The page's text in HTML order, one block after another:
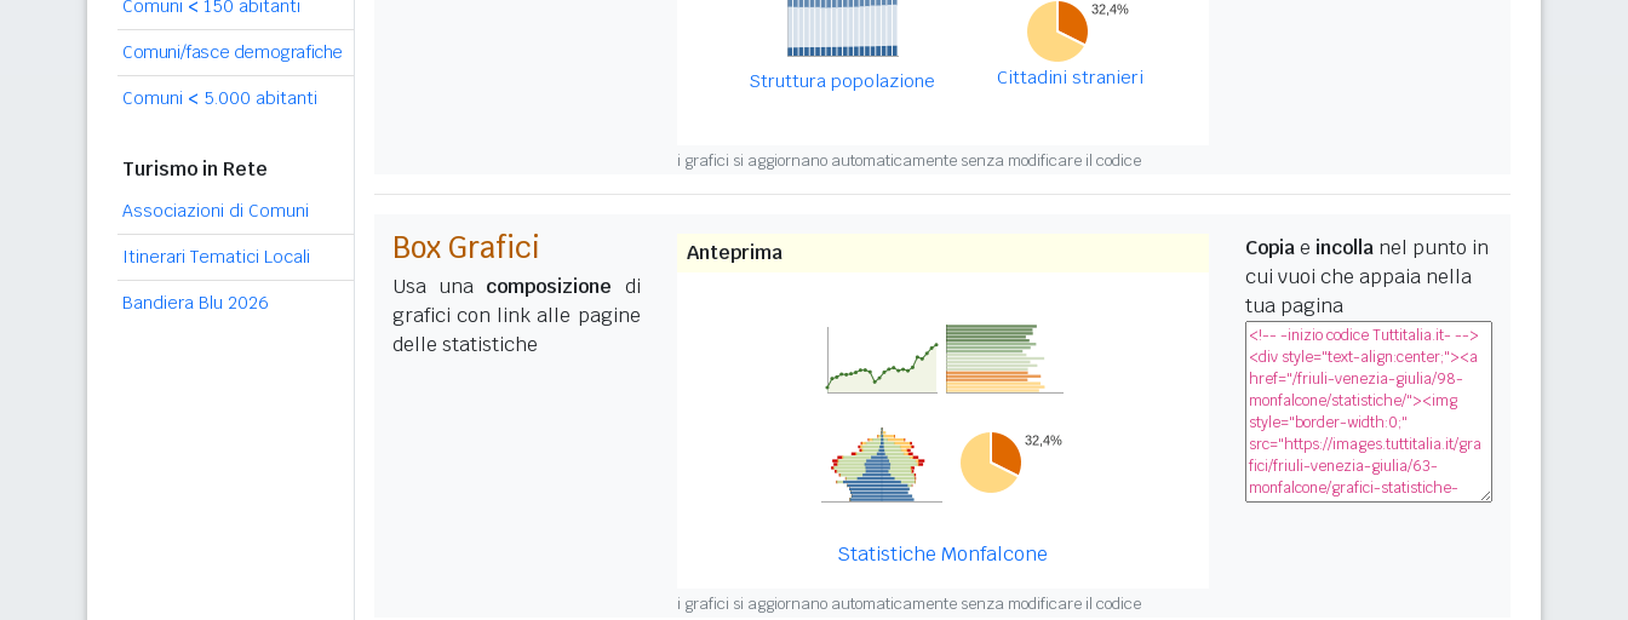
Comuni < 150 abitanti
Comuni/fasce demografiche
Comuni < 5.000 abitanti
Turismo in Rete
Associazioni di Comuni
Itinerari Tematici Locali
Bandiera Blu 2026
Struttura popolazione Cittadini stranieri
i grafici si aggiornano automaticamente senza modificare il codice
Box Grafici
Usa una composizione di
grafici con link alle pagine
delle statistiche
Anteprima
Statistiche Monfalcone
i grafici si aggiornano automaticamente senza modificare il codice
Copiae incollanel punto in
cui vuoi che appaia nella
tua pagina